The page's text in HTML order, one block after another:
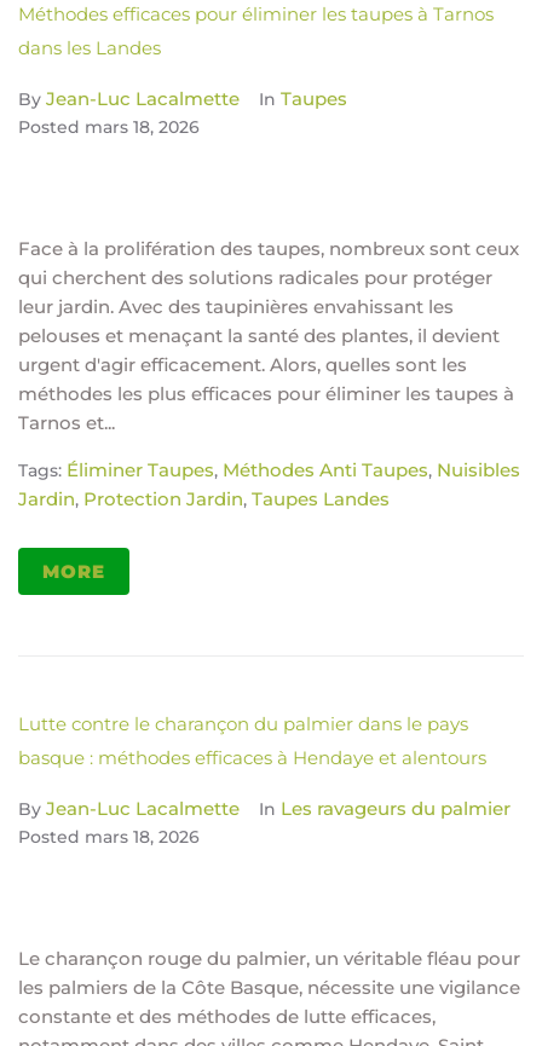
Méthodes efficaces pour éliminer les taupes à Tarnos
dans les Landes
By Jean-Luc Lacalmette In Taupes
Posted mars 18, 2026
Face à la prolifération des taupes, nombreux sont ceux
qui cherchent des solutions radicales pour protéger
leur jardin. Avec des taupinières envahissant les
pelouses et menaçant la santé des plantes, il devient
urgent d'agir efficacement. Alors, quelles sont les
méthodes les plus efficaces pour éliminer les taupes à
Tarnos et...
Tags: Éliminer Taupes, Méthodes Anti Taupes, Nuisibles
Jardin, Protection Jardin, Taupes Landes
MORE
Lutte contre le charançon du palmier dans le pays
basque : méthodes efficaces à Hendaye et alentours
By Jean-Luc Lacalmette In Les ravageurs du palmier
Posted mars 18, 2026
Le charançon rouge du palmier, un véritable fléau pour
les palmiers de la Côte Basque, nécessite une vigilance
constante et des méthodes de lutte efficaces,